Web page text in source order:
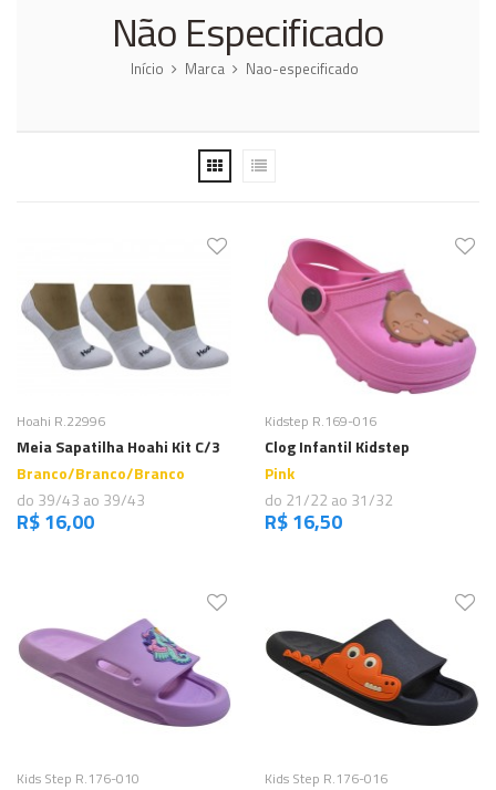
Não Especificado
Início Marca Nao-especificado
Comprar
Hoahi R.22996
Meia Sapatilha Hoahi Kit C/3
Branco/Branco/Branco
do 39/43 ao 39/43
R$ 16,00
Comprar
Kidstep R.169-016
Clog Infantil Kidstep
Pink
do 21/22 ao 31/32
R$ 16,50
Comprar
Kids Step R.176-010 Comprar
Kids Step R.176-016